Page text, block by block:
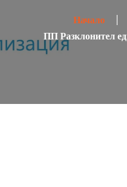
Начало
ПП Разклонител